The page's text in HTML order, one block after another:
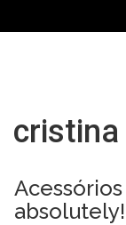
cristina
absolutely!